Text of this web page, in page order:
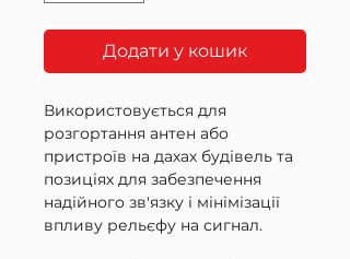
Додати у кошик
Використовується для
розгортання антен або
пристроїв на дахах будівель та
позиціях для забезпечення
надійного зв'язку і мінімізації
впливу рельєфу на сигнал.